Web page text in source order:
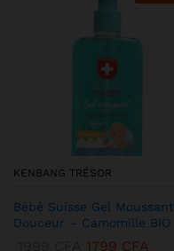
KENBANG TRÉSOR
Bébé Suisse Gel Moussant
Douceur – Camomille BIO
1799 CFA